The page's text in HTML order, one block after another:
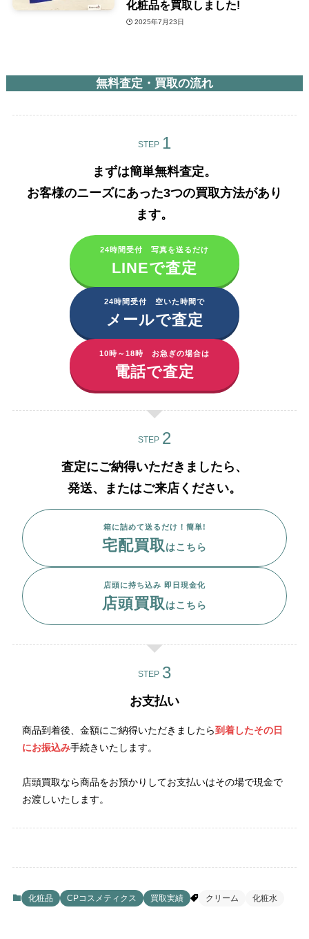
化粧品を買取しました!
2025年7月23日
無料査定・買取の流れ
STEP
まずは簡単無料査定。
お客様のニーズにあった3つの買取方法があり
ます。​
24時間受付 写真を送るだけ
LINEで査定
24時間受付 空いた時間で
メールで査定
10時～18時 お急ぎの場合は
電話で査定
STEP
査定にご納得いただきましたら、
発送、またはご来店ください。
箱に詰めて送るだけ！簡単!
宅配買取 はこちら
店頭に持ち込み 即日現金化
店頭買取 はこちら
STEP
お支払い
商品到着後、金額にご納得いただきましたら到着したその日
にお振込み手続きいたします。
店頭買取なら商品をお預かりしてお支払いはその場で現金で
お渡しいたします。
化粧品 CPコスメティクス 買取実績 クリーム 化粧水